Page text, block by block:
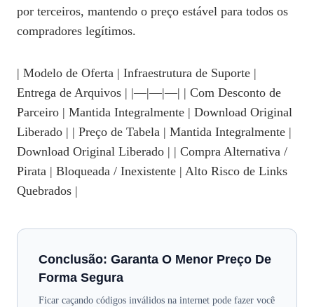
por terceiros, mantendo o preço estável para todos os
compradores legítimos.
| Modelo de Oferta | Infraestrutura de Suporte |
Entrega de Arquivos | |—|—|—| | Com Desconto de
Parceiro | Mantida Integralmente | Download Original
Liberado | | Preço de Tabela | Mantida Integralmente |
Download Original Liberado | | Compra Alternativa /
Pirata | Bloqueada / Inexistente | Alto Risco de Links
Quebrados |
Conclusão: Garanta O Menor Preço De
Forma Segura
Ficar caçando códigos inválidos na internet pode fazer você